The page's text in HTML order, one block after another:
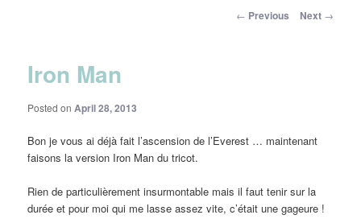
Post navigation
← Previous Next →
Iron Man
Posted on April 28, 2013
Bon je vous ai déjà fait l’ascension de l’Everest … maintenant
faisons la version Iron Man du tricot.
Rien de particulièrement insurmontable mais il faut tenir sur la
durée et pour moi qui me lasse assez vite, c’était une gageure !